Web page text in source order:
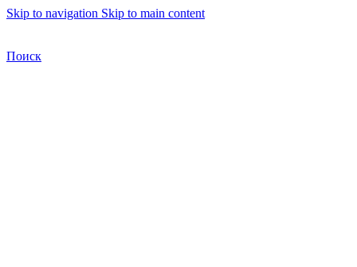
Skip to navigation Skip to main content
Поиск